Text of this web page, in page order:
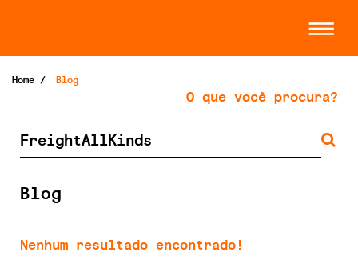
Home / Blog
O que você procura?
Blog
Nenhum resultado encontrado!